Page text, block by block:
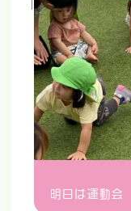
明日は運動会